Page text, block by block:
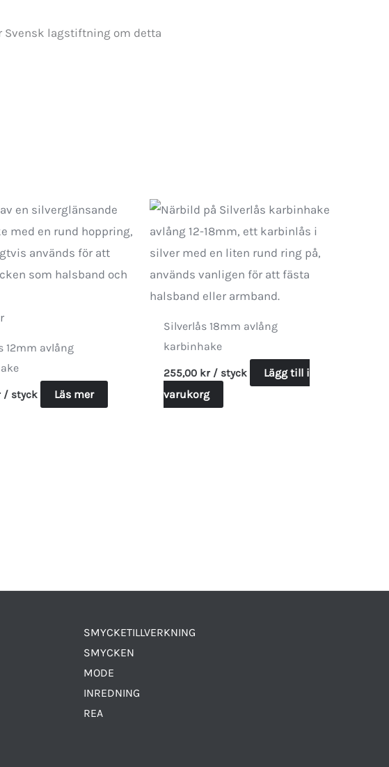
Svensk lagstiftning om detta
12mm avlång
/ styck Läs mer
Silverlås 18mm avlång
karbinhake
255,00 kr/ styck
Lägg till i
varukorg
SMYCKETILLVERKNING
SMYCKEN
MODE
INREDNING
REA